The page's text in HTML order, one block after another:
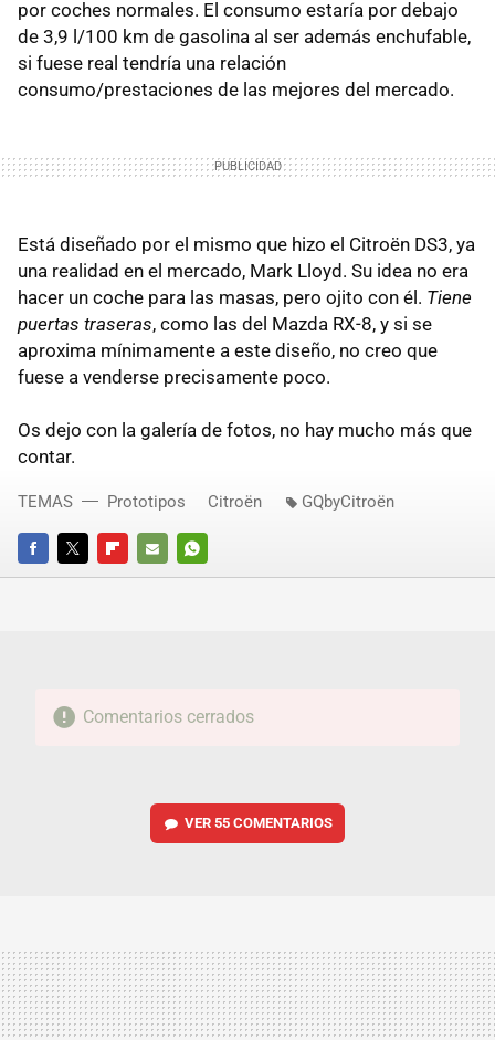
por coches normales. El consumo estaría por debajo
de 3,9 l/100 km de gasolina al ser además enchufable,
si fuese real tendría una relación
consumo/prestaciones de las mejores del mercado.
Está diseñado por el mismo que hizo el Citroën DS3, ya
una realidad en el mercado, Mark Lloyd. Su idea no era
hacer un coche para las masas, pero ojito con él. Tiene
puertas traseras, como las del Mazda RX-8, y si se
aproxima mínimamente a este diseño, no creo que
fuese a venderse precisamente poco.
Os dejo con la galería de fotos, no hay mucho más que
contar.
FACEBOOKTWITTERFLIPBOARD
E-
WHATSAPP
TEMAS Prototipos Citroën GQbyCitroën
Comentarios cerrados
VER 55 COMENTARIOS